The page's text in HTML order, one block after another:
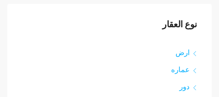
نوع العقار
ارض
عماره
دور